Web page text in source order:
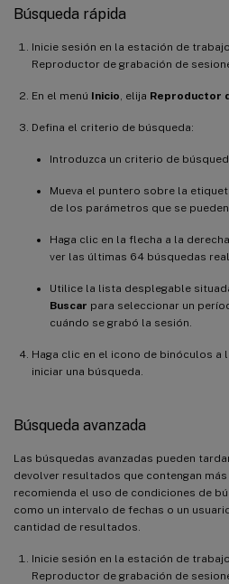
Búsqueda rápida
Inicie sesión en la estación de
Reproductor de grabación de
En el menú Inicio , elija Reproductor
Defina el criterio de búsqueda:
Introduzca un criterio de
Mueva el puntero sobre la
de los parámetros que se
Haga clic en la flecha a la
ver las últimas 64 búsquedas
Utilice la lista desplegable
Buscar para seleccionar un
cuándo se grabó la sesión.
Haga clic en el icono de binóculos a
iniciar una búsqueda.
Búsqueda avanzada
Las búsquedas avanzadas pueden
devolver resultados que contengan
recomienda el uso de condiciones de
como un intervalo de fechas o un
cantidad de resultados.
Inicie sesión en la estación de
Reproductor de grabación de